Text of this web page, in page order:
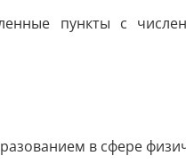
пункты с
в сфере